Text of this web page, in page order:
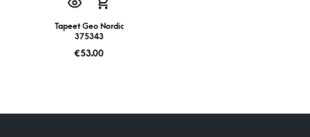
Tapeet Geo Nordic
375343
€53.00